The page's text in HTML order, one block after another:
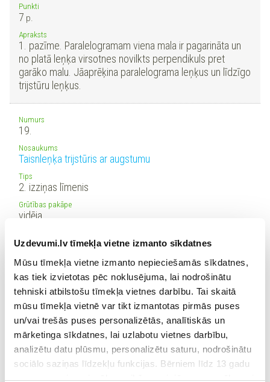
Uzdevumi.lv tīmekļa vietne izmanto sīkdatnes
Mūsu tīmekļa vietne izmanto nepieciešamās sīkdatnes,
kas tiek izvietotas pēc noklusējuma, lai nodrošinātu
tehniski atbilstošu tīmekļa vietnes darbību. Tai skaitā
mūsu tīmekļa vietnē var tikt izmantotas pirmās puses
un/vai trešās puses personalizētās, analītiskās un
mārketinga sīkdatnes, lai uzlabotu vietnes darbību,
analizētu datu plūsmu, personalizētu saturu, nodrošinātu
sociālo saziņas līdzekļu funkcijas. Bērniem līdz 13 gadu
vecumam pirms izvēles veikšanas ir jāprasa vecāka vai
Punkti
7 p.
Apraksts
1. pazīme. Paralelogramam viena mala ir pagarināta un
no platā leņķa virsotnes novilkts perpendikuls pret
garāko malu. Jāaprēķina paralelograma leņķus un līdzīgo
trijstūru leņķus.
Numurs
19.
Nosaukums
Taisnleņķa trijstūris ar augstumu
Tips
2. izziņas līmenis
Grūtības pakāpe
vidēja
4p.
Apraksts
Lieto 1. pazīmi. Taisnleņķa trijstūrī novilkts perpendikuls
pret hipotenūzu, aprēķina visus leņķus.
Numurs
20.
Nosaukums
Atkārto līdzības pazīmes!